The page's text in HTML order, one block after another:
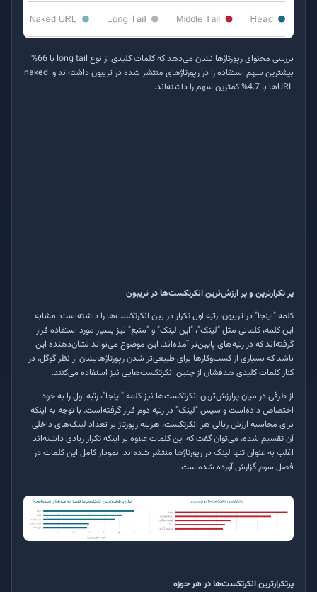
بررسی محتوای رپورتاژها نشان می‌دهد که کلمات کلیدی از نوع long tail
با 66%
بیشترین سهم استفاده را در رپورتاژهای منتشر شده در تریبون داشته‌اند و naked
URLها با 4.7% کمترین سهم را داشته‌اند.
پر تکرارترین و پر ارزش‌ترین انکرتکست‌ها در تریبون
کلمه "اینجا" در تریبون، رتبه اول تکرار در بین انکرتکست‌ها را داشته‌است. مشابه
این کلمه، کلماتی مثل "لینک"، "این لینک" و "منبع" نیز بسیار مورد استفاده قرار
گرفته‌اند که در رتبه‌های پایین‌تر آمده‌اند. این موضوع می‌تواند نشان‌دهنده این
باشد که بسیاری از کسب‌وکارها برای طبیعی‌تر شدن رپورتاژهایشان از نظر گوگل، در
کنار کلمات کلیدی هدفشان از چنین انکرتکست‌هایی نیز استفاده می‌کنند.
از طرفی در میان پرارزش‌ترین انکرتکست‌ها نیز کلمه "اینجا"، رتبه اول را به خود
اختصاص داده‌است و سپس "لینک" در رتبه دوم قرار گرفته‌است. با توجه به اینکه
برای محاسبه ارزش ریالی هر انکرتکست، هزینه رپورتاژ بر تعداد لینک‌های داخلی
آن تقسیم شده، می‌توان گفت که این کلمات علاوه بر اینکه تکرار زیادی داشته‌اند
اغلب به عنوان تنها لینک در رپورتاژها منتشر شده‌اند. نمودار کامل این کلمات در
فصل سوم گزارش آورده شده‌است.
پرتکرارترین انکرتکست‌ها در هر حوزه